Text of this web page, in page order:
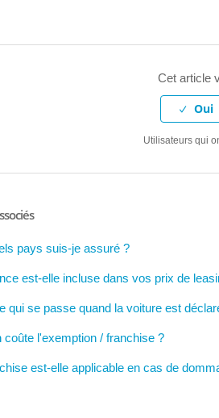
Cet article
Utilisateurs qui
pays suis-je assuré ?
est-elle incluse dans vos prix de
qui se passe quand la voiture est
coûte l'exemption / franchise ?
est-elle applicable en cas de